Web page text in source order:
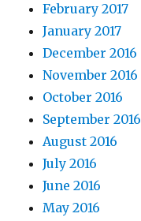
February 2017
January 2017
December 2016
November 2016
October 2016
September 2016
August 2016
July 2016
June 2016
May 2016